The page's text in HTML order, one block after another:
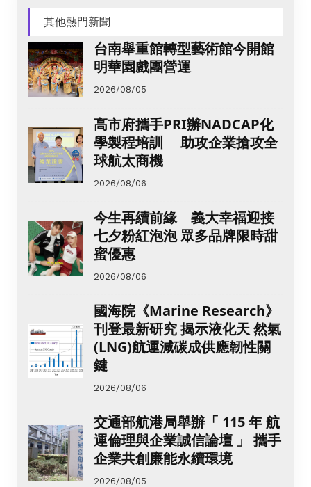
其他熱門新聞
台南舉重館轉型藝術館今開館
明華園戲團營運
2026/08/05
高市府攜手PRI辦NADCAP化
學製程培訓 助攻企業搶攻全
球航太商機
2026/08/06
今生再續前緣 義大幸福迎接
七夕粉紅泡泡 眾多品牌限時甜
蜜優惠
2026/08/06
國海院《Marine Research》
刊登最新研究 揭示液化天 然氣
(LNG)航運減碳成供應韌性關
鍵
2026/08/06
交通部航港局舉辦「 115 年 航
運倫理與企業誠信論壇 」 攜手
企業共創廉能永續環境
2026/08/05